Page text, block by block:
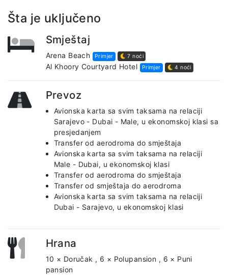
Šta je uključeno
Smještaj
Arena Beach Primjer 7 noći
Al Khoory Courtyard Hotel Primjer 4 noći
Prevoz
Avionska karta sa svim taksama na relaciji
Sarajevo - Dubai - Male, u ekonomskoj klasi sa
presjedanjem
Transfer od aerodroma do smještaja
Avionska karta sa svim taksama na relaciji
Male - Dubai, u ekonomskoj klasi
Transfer od aerodroma do smještaja
Transfer od smještaja do aerodroma
Avionska karta sa svim taksama na relaciji
Dubai - Sarajevo, u ekonomskoj klasi
Hrana
10 × Doručak , 6 × Polupansion , 6 × Puni
pansion